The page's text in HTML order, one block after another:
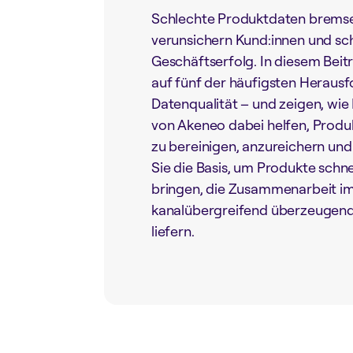
Schlechte Produktdaten
verunsichern Kund:innen und
Geschäftserfolg. In diesem
auf fünf der häufigsten
Datenqualität – und zeigen,
von Akeneo dabei helfen,
zu bereinigen, anzureichern
Sie die Basis, um Produkte
bringen, die Zusammenarbeit
kanalübergreifend
liefern.